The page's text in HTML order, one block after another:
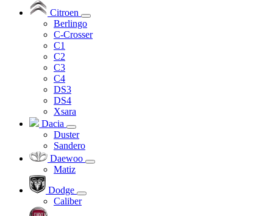
Citroen
Berlingo
C-Crosser
C1
C2
C3
C4
DS3
DS4
Xsara
Dacia
Duster
Sandero
Daewoo
Matiz
Dodge
Caliber